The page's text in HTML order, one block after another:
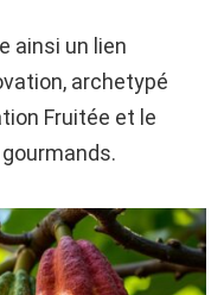
ainsi un lien
archetypé
Fruitée et le